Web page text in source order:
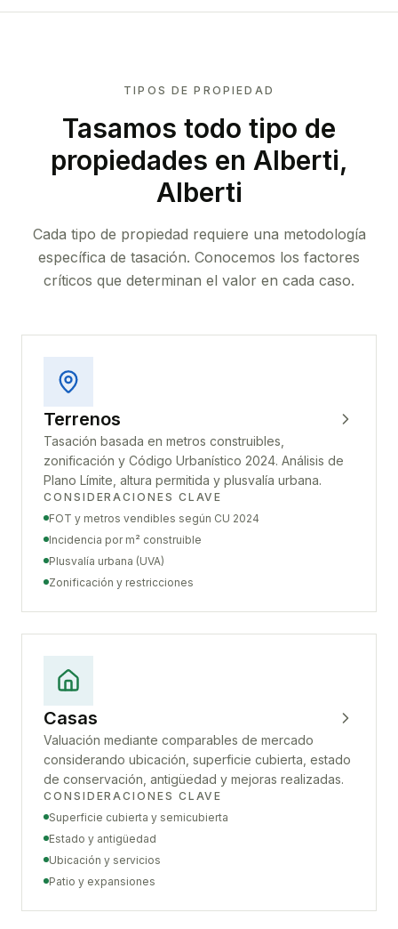
TIPOS DE PROPIEDAD
Tasamos todo tipo de
propiedades en Alberti,
Alberti
Cada tipo de propiedad requiere una metodología
específica de tasación. Conocemos los factores
críticos que determinan el valor en cada caso.
Terrenos
Tasación basada en metros construibles,
zonificación y Código Urbanístico 2024. Análisis de
Plano Límite, altura permitida y plusvalía urbana.
CONSIDERACIONES CLAVE
FOT y metros vendibles según CU 2024
Incidencia por m² construible
Plusvalía urbana (UVA)
Zonificación y restricciones
Casas
Valuación mediante comparables de mercado
considerando ubicación, superficie cubierta, estado
de conservación, antigüedad y mejoras realizadas.
CONSIDERACIONES CLAVE
Superficie cubierta y semicubierta
Estado y antigüedad
Ubicación y servicios
Patio y expansiones